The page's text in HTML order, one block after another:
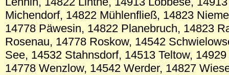
Michendorf, 14822 Mühlenfließ, 14823
14778 Päwesin, 14822 Planebruch, 14823
Rosenau, 14778 Roskow, 14542
See, 14532 Stahnsdorf, 14513 Teltow,
14778 Wenzlow, 14542 Werder, 14827